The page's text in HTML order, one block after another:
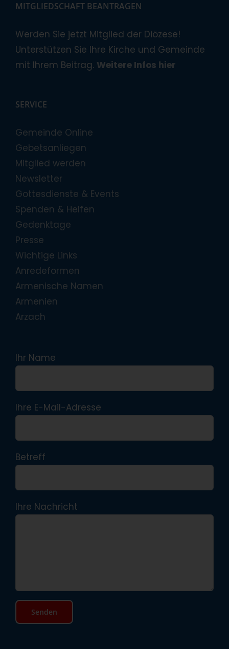
MITGLIEDSCHAFT BEANTRAGEN
Werden Sie jetzt Mitglied der Diözese!
Unterstützen Sie Ihre Kirche und Gemeinde
mit Ihrem Beitrag. Weitere Infos hier
SERVICE
Gemeinde Online
Gebetsanliegen
Mitglied werden
Newsletter
Gottesdienste & Events
Spenden & Helfen
Gedenktage
Presse
Wichtige Links
Anredeformen
Armenische Namen
Armenien
Arzach
Ihr Name
Ihre E-Mail-Adresse
Betreff
Ihre Nachricht